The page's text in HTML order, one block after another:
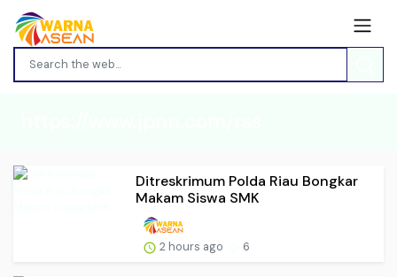
Ditreskrimum Polda Riau Bongkar
Makam Siswa SMK
2 hours ago 6